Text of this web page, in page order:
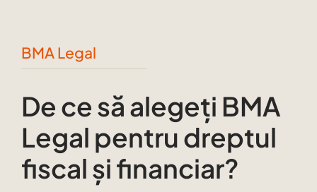
BMA Legal
De ce să alegeți BMA
Legal pentru dreptul
fiscal și financiar?